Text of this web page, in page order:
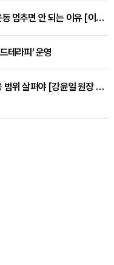
팔 들기 어려운 오십견, 통증 줄었다고 운동 멈추면 안 되는 이유 [이병욱 원장 칼럼]
테라피’ 운영
손발 다한증 보톡스, 시술 전 원인과 적용 범위 살펴야 [강윤일 원장 칼럼]